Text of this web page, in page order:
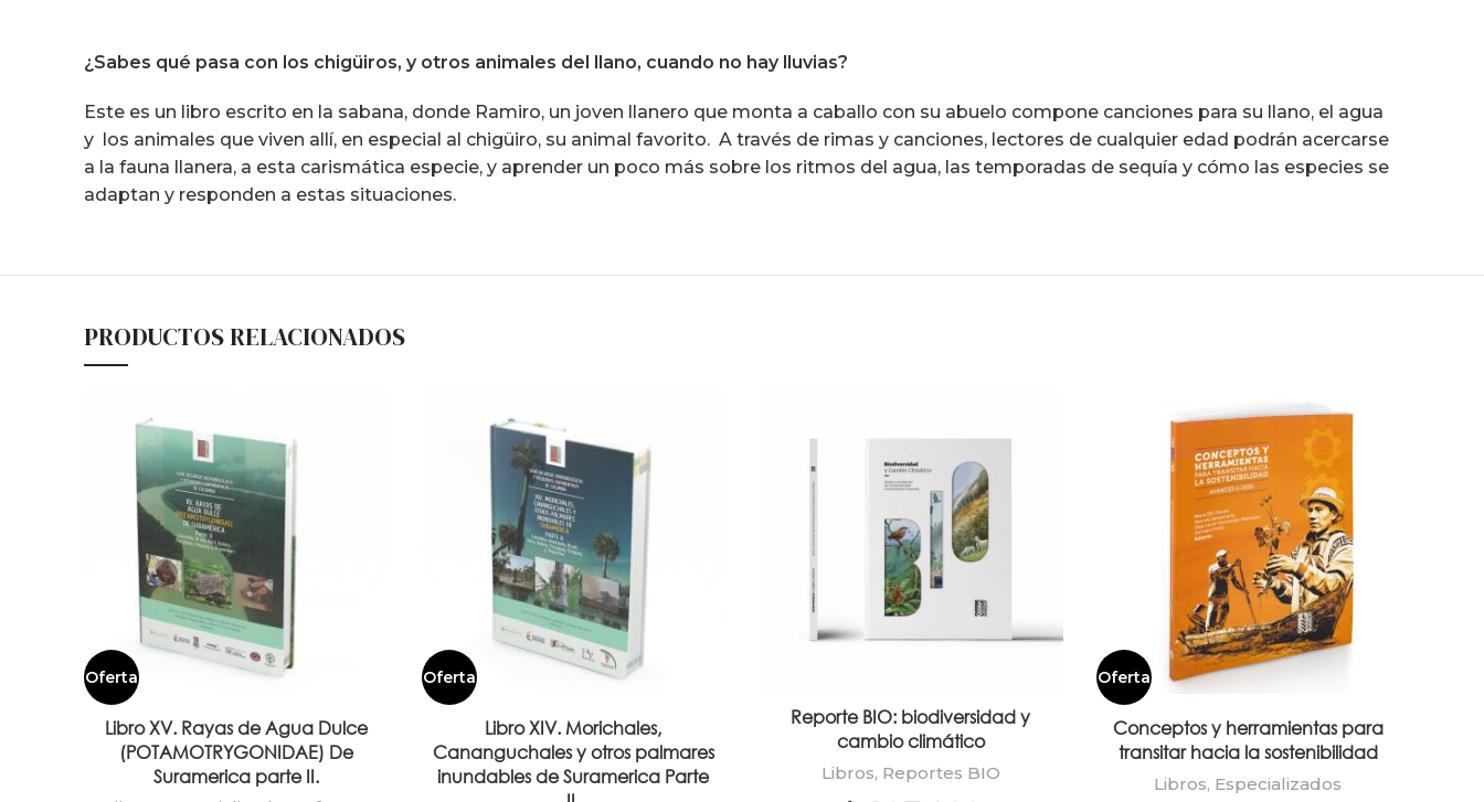
¿Sabes qué pasa con los chigüiros, y otros animales del llano, cuando no hay lluvias?
Este es un libro escrito en la sabana, donde Ramiro, un joven llanero que monta a caballo con su abuelo compone canciones para su llano, el agua
y los animales que viven allí, en especial al chigüiro, su animal favorito. A través de rimas y canciones, lectores de cualquier edad podrán acercarse
a la fauna llanera, a esta carismática especie, y aprender un poco más sobre los ritmos del agua, las temporadas de sequía y cómo las especies se
adaptan y responden a estas situaciones.
PRODUCTOS RELACIONADOS
Oferta
Libro XV. Rayas de Agua Dulce
(POTAMOTRYGONIDAE) De
Suramerica parte II.
Oferta
Libro XIV. Morichales,
Cananguchales y otros palmares
inundables de Suramerica Parte
Reporte BIO: biodiversidad y
cambio climático
Libros, Reportes BIO
Oferta
Conceptos y herramientas para
transitar hacia la sostenibilidad
Libros, Especializados